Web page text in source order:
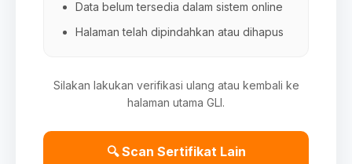
Data belum tersedia dalam sistem online
Halaman telah dipindahkan atau dihapus
Silakan lakukan verifikasi ulang atau kembali ke
halaman utama GLI.
🔍 Scan Sertifikat Lain